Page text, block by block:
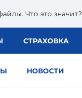
Что это значит?
СТРАХОВКА
НОВОСТИ